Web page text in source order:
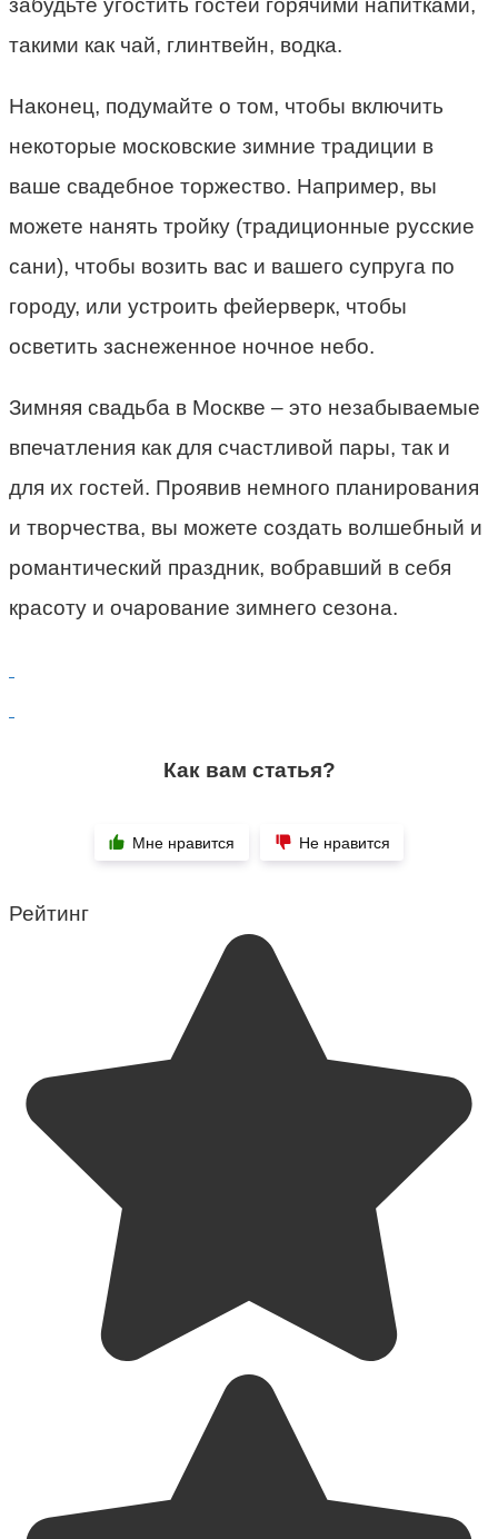
забудьте угостить гостей горячими напитками,
такими как чай, глинтвейн, водка.
Наконец, подумайте о том, чтобы включить
некоторые московские зимние традиции в
ваше свадебное торжество. Например, вы
можете нанять тройку (традиционные русские
сани), чтобы возить вас и вашего супруга по
городу, или устроить фейерверк, чтобы
осветить заснеженное ночное небо.
Зимняя свадьба в Москве – это незабываемые
впечатления как для счастливой пары, так и
для их гостей. Проявив немного планирования
и творчества, вы можете создать волшебный и
романтический праздник, вобравший в себя
красоту и очарование зимнего сезона.
Как вам статья?
Мне нравится Не нравится
Рейтинг